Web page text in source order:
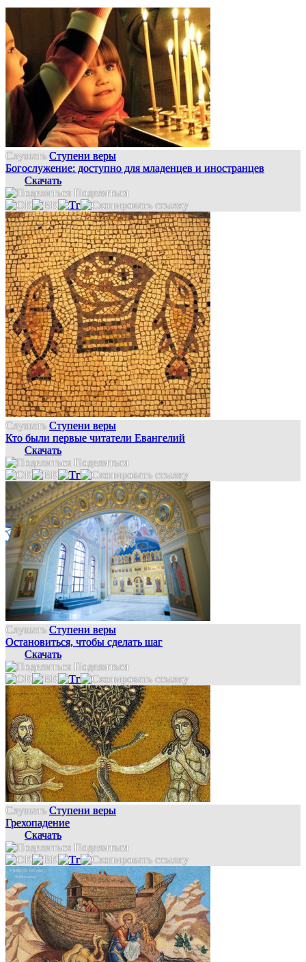
Слушать Ступени веры
Богослужение: доступно для младенцев и иностранцев
Скачать
Поделиться
Слушать Ступени веры
Кто были первые читатели Евангелий
Скачать
Поделиться
Слушать Ступени веры
Остановиться, чтобы сделать шаг
Скачать
Поделиться
Слушать Ступени веры
Грехопадение
Скачать
Поделиться